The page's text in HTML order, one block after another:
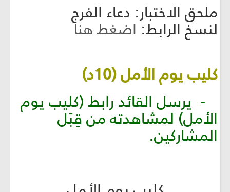
ملحق الاختبار: دعاء الفرج
لنسخ الرابط:اضغط هنا
كليب يوم الأمل (10د)
- يرسل القائد رابط (كليب يوم
الأمل) لمشاهدته من قِبَل
المشاركين.